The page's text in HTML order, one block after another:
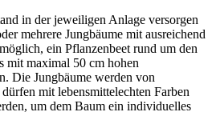
in der jeweiligen Anlage versorgen
mehrere Jungbäume mit ausreichend
ein Pflanzenbeet rund um den
mit maximal 50 cm hohen
Die Jungbäume werden von
mit lebensmittelechten Farben
um dem Baum ein individuelles